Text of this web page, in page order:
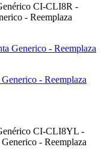
CI-CLI8R -
- Reemplaza
- Reemplaza
CI-CLI8YL -
- Reemplaza